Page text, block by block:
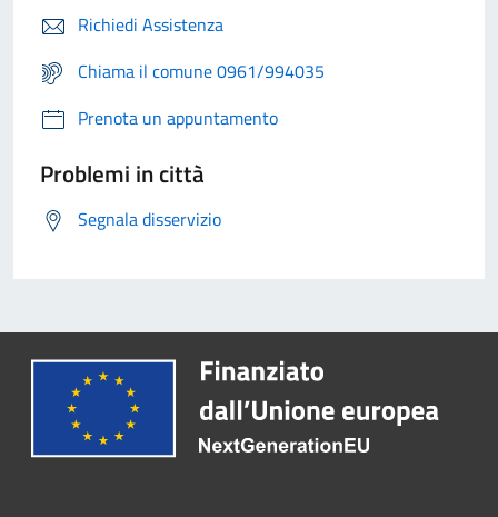
Richiedi Assistenza
Chiama il comune 0961/994035
Prenota un appuntamento
Problemi in città
Segnala disservizio